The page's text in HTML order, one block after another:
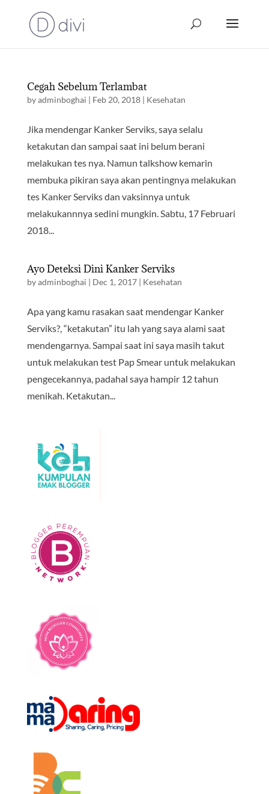
Cegah Sebelum Terlambat
byadminboghai | Feb 20, 2018| Kesehatan
Jika mendengar Kanker Serviks, saya selalu
ketakutan dan sampai saat ini belum berani
melakukan tes nya. Namun talkshow kemarin
membuka pikiran saya akan pentingnya melakukan
tes Kanker Serviks dan vaksinnya untuk
melakukannnya sedini mungkin. Sabtu, 17 Februari
2018...
Ayo Deteksi Dini Kanker Serviks
byadminboghai | Dec 1, 2017| Kesehatan
Apa yang kamu rasakan saat mendengar Kanker
Serviks?, “ketakutan” itu lah yang saya alami saat
mendengarnya. Sampai saat ini saya masih takut
untuk melakukan test Pap Smear untuk melakukan
pengecekannya, padahal saya hampir 12 tahun
menikah. Ketakutan...